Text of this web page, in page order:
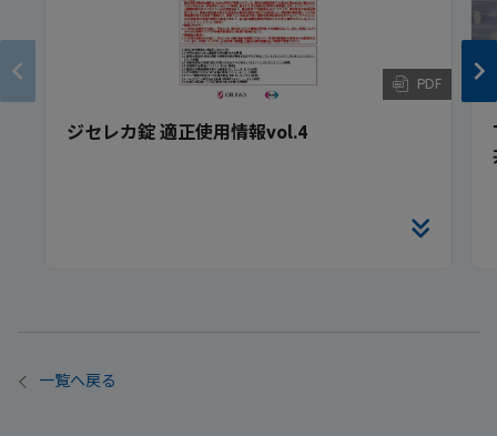
PDF
ジセレカ錠 適正使用情報vol.4
一覧へ戻る